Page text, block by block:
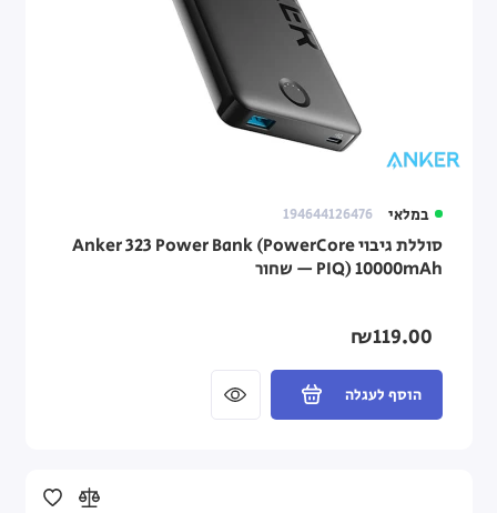
במלאי 194644126476
סוללת גיבוי Anker 323 Power Bank (PowerCore
PIQ) 10000mAh — שחור
₪119.00
הוסף לעגלה